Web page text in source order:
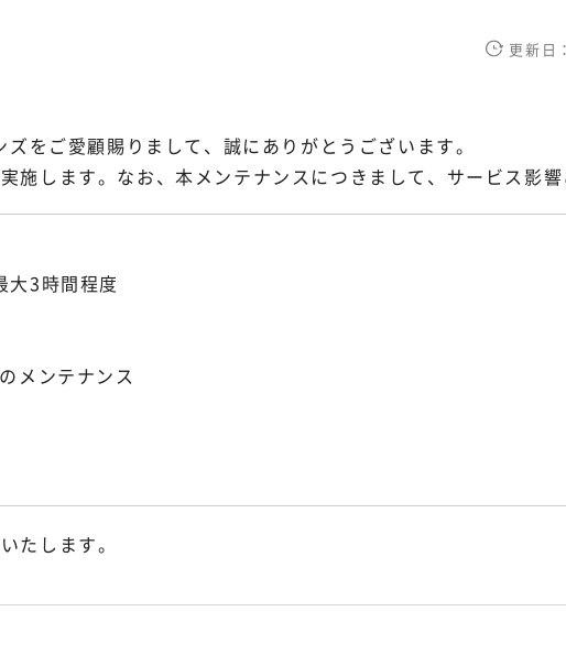
更新日
をご愛顧賜りまして、誠にありがとうございます。
施します。なお、本メンテナンスにつきまして、サービス影響
3時間程度
メンテナンス
たします。